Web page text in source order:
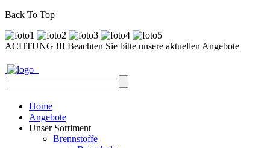
Back To Top
ACHTUNG !!! Beachten Sie bitte unsere aktuellen Angebote
Home
Angebote
Unser Sortiment
Brennstoffe